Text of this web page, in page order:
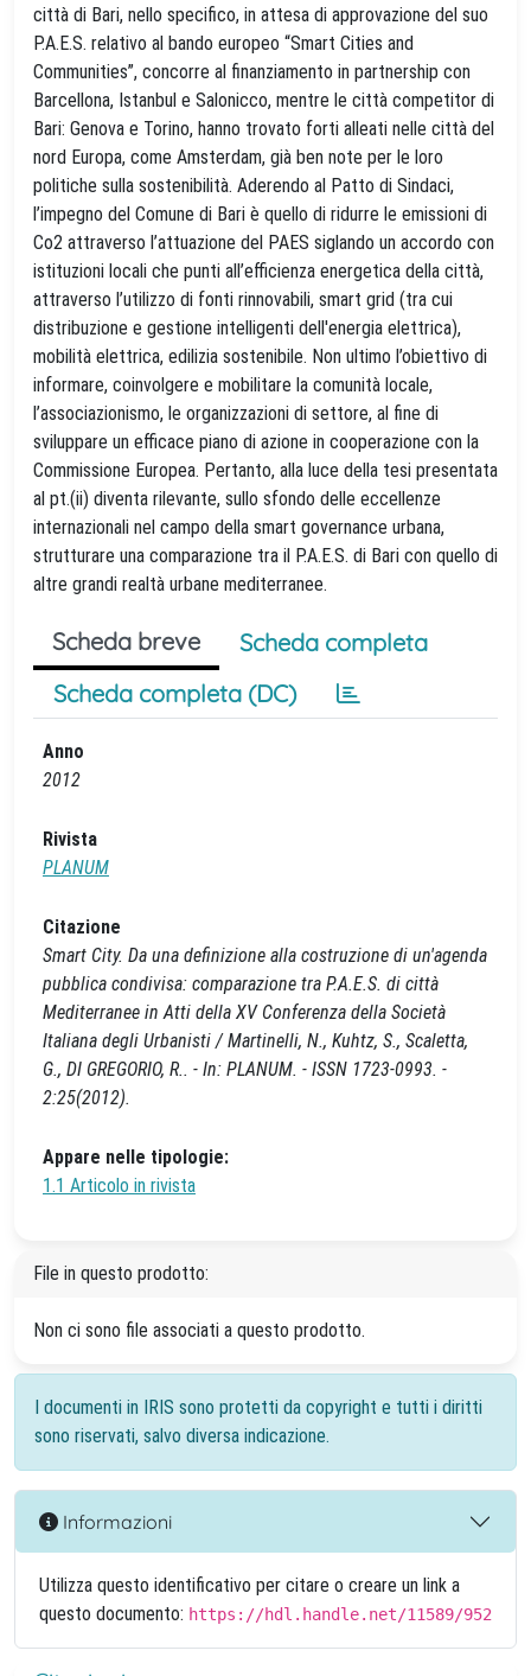
città di Bari, nello specifico, in attesa di approvazione del suo
P.A.E.S. relativo al bando europeo “Smart Cities and
Communities”, concorre al finanziamento in partnership con
Barcellona, Istanbul e Salonicco, mentre le città competitor di
Bari: Genova e Torino, hanno trovato forti alleati nelle città del
nord Europa, come Amsterdam, già ben note per le loro
politiche sulla sostenibilità. Aderendo al Patto di Sindaci,
l’impegno del Comune di Bari è quello di ridurre le emissioni di
Co2 attraverso l’attuazione del PAES siglando un accordo con
istituzioni locali che punti all’efficienza energetica della città,
attraverso l’utilizzo di fonti rinnovabili, smart grid (tra cui
distribuzione e gestione intelligenti dell'energia elettrica),
mobilità elettrica, edilizia sostenibile. Non ultimo l’obiettivo di
informare, coinvolgere e mobilitare la comunità locale,
l’associazionismo, le organizzazioni di settore, al fine di
sviluppare un efficace piano di azione in cooperazione con la
Commissione Europea. Pertanto, alla luce della tesi presentata
al pt.(ii) diventa rilevante, sullo sfondo delle eccellenze
internazionali nel campo della smart governance urbana,
strutturare una comparazione tra il P.A.E.S. di Bari con quello di
altre grandi realtà urbane mediterranee.
Scheda breve
Scheda completa
Scheda completa (DC)
Anno
2012
Rivista
PLANUM
Citazione
Smart City. Da una definizione alla costruzione di un'agenda
pubblica condivisa: comparazione tra P.A.E.S. di città
Mediterranee in Atti della XV Conferenza della Società
Italiana degli Urbanisti / Martinelli, N., Kuhtz, S., Scaletta,
G., DI GREGORIO, R.. - In: PLANUM. - ISSN 1723-0993. -
2:25(2012).
Appare nelle tipologie:
1.1 Articolo in rivista
File in questo prodotto:
Non ci sono file associati a questo prodotto.
I documenti in IRIS sono protetti da copyright e tutti i diritti
sono riservati, salvo diversa indicazione.
Informazioni
Utilizza questo identificativo per citare o creare un link a
questo documento: https://hdl.handle.net/11589/952